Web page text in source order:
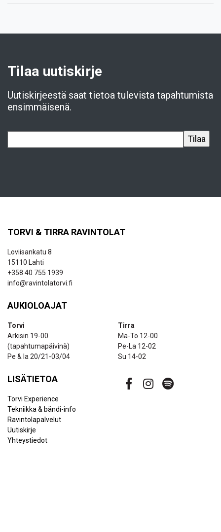
Tilaa uutiskirje
Uutiskirjeestä saat tietoa tulevista tapahtumista
ensimmäisenä.
TORVI & TIRRA RAVINTOLAT
Loviisankatu 8
15110 Lahti
+358 40 755 1939
info@ravintolatorvi.fi
AUKIOLOAJAT
Torvi
Arkisin 19-00
(tapahtumapäivinä)
Pe & la 20/21-03/04
Tirra
Ma-To 12-00
Pe-La 12-02
Su 14-02
LISÄTIETOA
Torvi Experience
Tekniikka & bändi-info
Ravintolapalvelut
Uutiskirje
Yhteystiedot